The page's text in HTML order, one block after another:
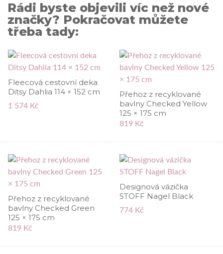
Rádi byste objevili víc než nové
značky? Pokračovat můžete
třeba tady:
Fleecová cestovní deka
Ditsy Dahlia 114 × 152 cm
1 574 Kč
Přehoz z recyklované
bavlny Checked Yellow
125 × 175 cm
819 Kč
Přehoz z recyklované
bavlny Checked Green
125 × 175 cm
819 Kč
Designová vázička
STOFF Nagel Black
774 Kč